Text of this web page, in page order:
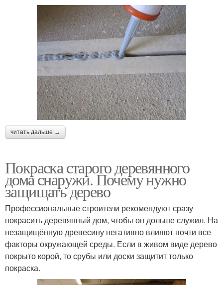
читать дальше →
Покраска старого деревянного
дома снаружи. Почему нужно
защищать дерево
Профессиональные строители рекомендуют сразу
покрасить деревянный дом, чтобы он дольше служил. На
незащищённую древесину негативно влияют почти все
факторы окружающей среды. Если в живом виде дерево
покрыто корой, то срубы или доски защитит только
покраска.